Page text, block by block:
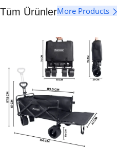
Tüm ÜrünlerMore Products